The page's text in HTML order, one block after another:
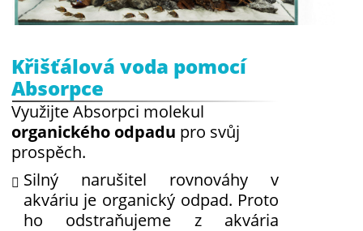
Křišťálová voda pomocí
Absorpce
Využijte Absorpci molekul
organického odpadu pro svůj
prospěch.
Silný narušitel rovnováhy v
akváriu je organický odpad. Proto
ho odstraňujeme z akvária